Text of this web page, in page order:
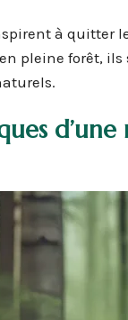
à quitter
pleine forêt,